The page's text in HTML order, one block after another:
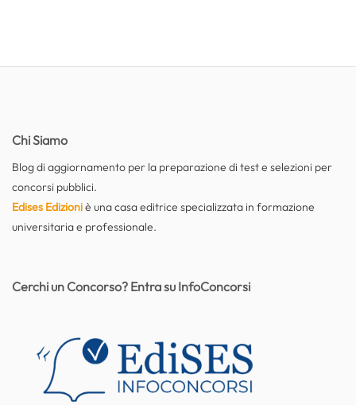
Chi Siamo
Blog di aggiornamento per la preparazione di test e selezioni per
concorsi pubblici.
Edises Edizioniè una casa editrice specializzata in formazione
universitaria e professionale.
Cerchi un Concorso? Entra su InfoConcorsi